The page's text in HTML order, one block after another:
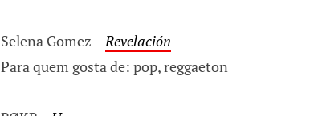
Selena Gomez – Revelación
Para quem gosta de: pop, reggaeton